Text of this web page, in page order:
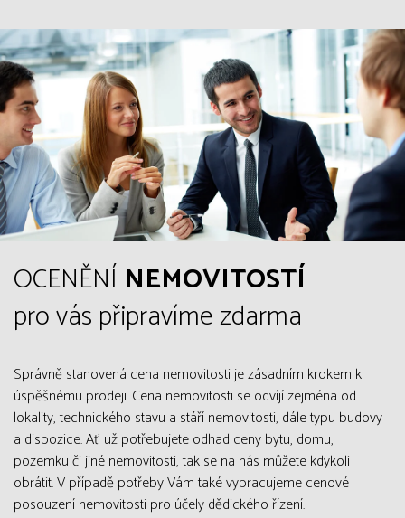
OCENĚNÍ NEMOVITOSTÍ
pro vás připravíme zdarma
Správně stanovená cena nemovitosti je zásadním krokem k
úspěšnému prodeji. Cena nemovitosti se odvíjí zejména od
lokality, technického stavu a stáří nemovitosti, dále typu budovy
a dispozice. Ať už potřebujete odhad ceny bytu, domu,
pozemku či jiné nemovitosti, tak se na nás můžete kdykoli
obrátit. V případě potřeby Vám také vypracujeme cenové
posouzení nemovitosti pro účely dědického řízení.